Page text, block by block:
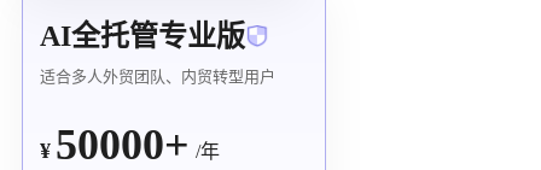
AI全托管专业版
适合多人外贸团队、内贸转型用户
¥ 50000+ /年